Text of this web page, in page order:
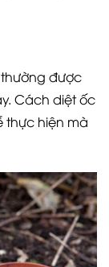
được
Cách diệt ốc
thực hiện mà